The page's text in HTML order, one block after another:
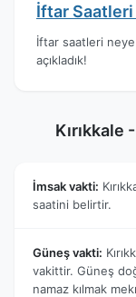
İftar
İftar saatleri
açıkladık!
İmsak vakti:
saatini belirtir.
Güneş vakti:
vakittir. Güneş
namaz kılmak